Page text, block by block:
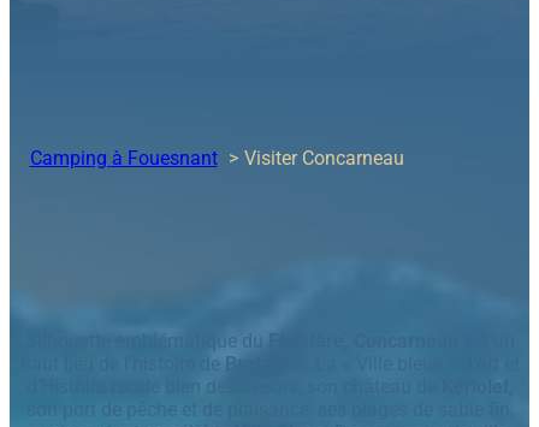
Camping à Fouesnant Visiter Concarneau
Silhouette emblématique du
haut lieu de l’histoire de Bretagne.